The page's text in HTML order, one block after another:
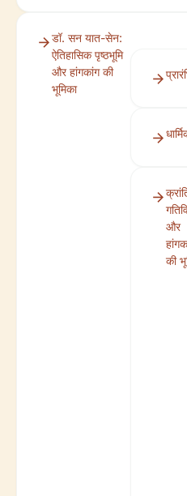
डॉ. सन यात-सेन:
ऐतिहासिक पृष्ठभूमि
और हांगकांग की
भूमिका
और
की